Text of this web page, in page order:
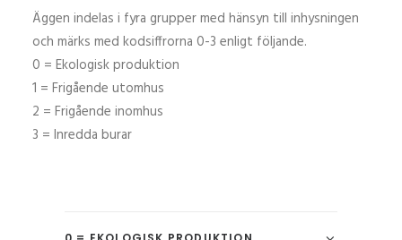
Äggen indelas i fyra grupper med hänsyn till inhysningen
och märks med kodsiffrorna 0-3 enligt följande.
0 = Ekologisk produktion
1 = Frigående utomhus
2 = Frigående inomhus
3 = Inredda burar